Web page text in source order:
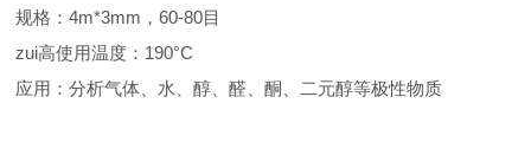
规格：4m*3mm，60-80目
zui高使用温度：190°C
应用：分析气体、水、醇、醛、酮、二元醇等极性物质